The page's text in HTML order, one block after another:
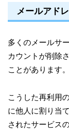
メールアド
多くのメールサ
カウントが削除
ことがあります。
こうした再利用
に他人に割り当
されたサービス